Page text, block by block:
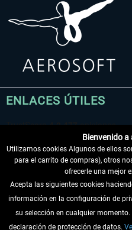
ENLACES ÚTILES
DESISTIR DEL CONTRATO
Bienvenido
Utilizamos cookies Algunos de ellos
para el carrito de compras), otros
ofrecerle una mejor
Acepta las siguientes cookies
información en la configuración de
su selección en cualquier
declaración de protección de datos.